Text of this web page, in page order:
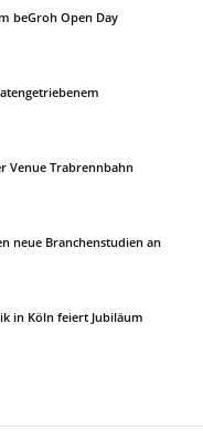
beGroh Open Day
Venue Trabrennbahn
neue Branchenstudien an
in Köln feiert Jubiläum